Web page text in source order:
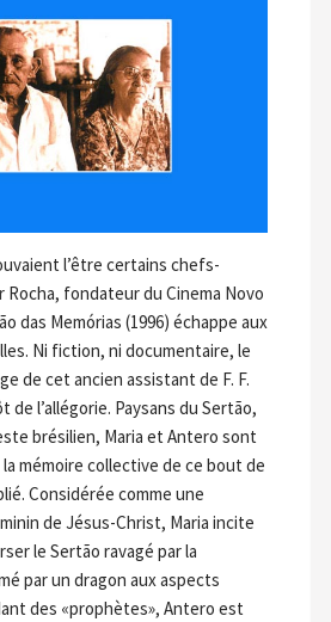
l’être certains chefs-
Rocha, fondateur du Cinema Novo
das Memórias (1996) échappe aux
Ni fiction, ni documentaire, le
de cet ancien assistant de F. F.
l’allégorie. Paysans du Sertão,
brésilien, Maria et Antero sont
mémoire collective de ce bout de
Considérée comme une
de Jésus-Christ, Maria incite
le Sertão ravagé par la
par un dragon aux aspects
des «prophètes», Antero est